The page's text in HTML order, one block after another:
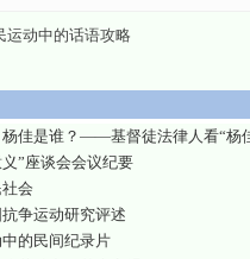
运动中的话语攻略
佳是谁？——基督徒法律人看“杨
”座谈会会议纪要
会
争运动研究评述
的民间纪录片